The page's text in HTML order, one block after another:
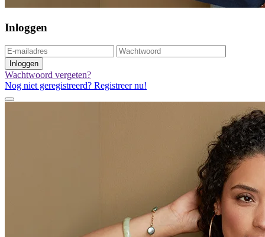
Inloggen
Inloggen
Wachtwoord vergeten?
Nog niet geregistreerd? Registreer nu!